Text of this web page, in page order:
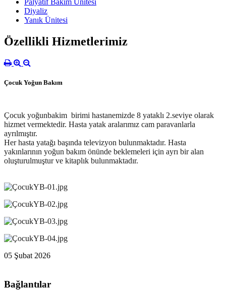
Diyaliz
Yanık Ünitesi
Özellikli Hizmetlerimiz
Çocuk Yoğun Bakım
Çocuk yoğunbakim birimi hastanemizde 8 yataklı 2.seviye olarak
hizmet vermektedir. Hasta yatak aralarımız cam paravanlarla
ayrılmıştır.
Her hasta yatağı başında televizyon bulunmaktadır. Hasta
yakınlarının yoğun bakım önünde beklemeleri için ayrı bir alan
oluşturulmuştur ve kitaplık bulunmaktadır.
05 Şubat 2026
Bağlantılar